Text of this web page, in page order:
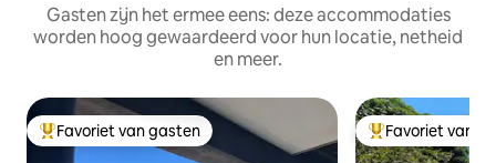
Gasten zijn het ermee eens: deze accommodaties
worden hoog gewaardeerd voor hun locatie, netheid
en meer.
Topfavoriet van gasten
Favoriet van gasten Topfavoriet van
Favoriet van